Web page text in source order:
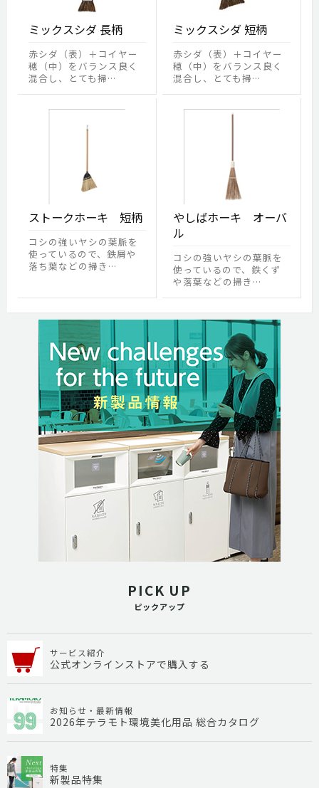
ミックスシダ 長柄
赤シダ（表）＋コイヤー
穂（中）をバランス良く
混合し、とても掃…
ミックスシダ 短柄
赤シダ（表）＋コイヤー
穂（中）をバランス良く
混合し、とても掃…
ストークホーキ 短柄
コシの強いヤシの葉脈を
使っているので、鉄屑や
落ち葉などの掃き…
やしばホーキ オーバ
ル
コシの強いヤシの葉脈を
使っているので、鉄くず
や落葉などの掃き…
PICK UP
ピックアップ
サービス紹介
公式オンラインストアで購入する
お知らせ・最新情報
2026年テラモト環境美化用品 総合カタログ
特集
新製品特集